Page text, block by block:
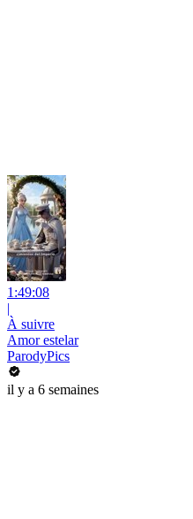
1:49:08
|
À suivre
Amor estelar
ParodyPics
il y a 6 semaines